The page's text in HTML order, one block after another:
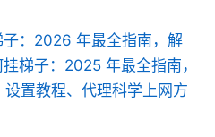
子：2026 年最全指南，解
梯子：2025 年最全指南，
置教程、代理科学上网方